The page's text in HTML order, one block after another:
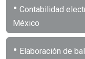
• Contabilidad
México
• Elaboración de